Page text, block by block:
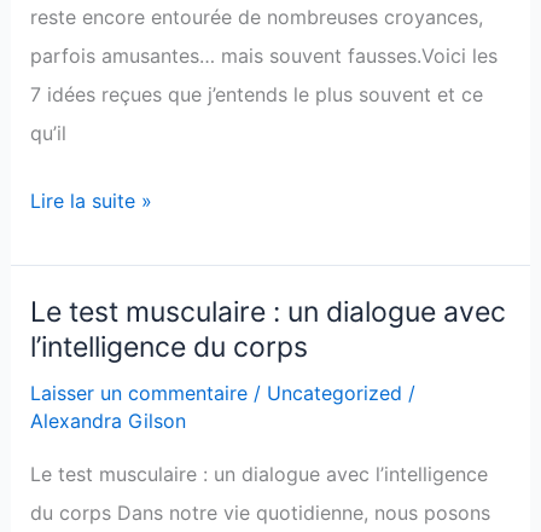
reste encore entourée de nombreuses croyances,
parfois amusantes… mais souvent fausses.Voici les
7 idées reçues que j’entends le plus souvent et ce
qu’il
Lire la suite »
Le test musculaire : un dialogue avec
l’intelligence du corps
Laisser un commentaire / Uncategorized /
Alexandra Gilson
Le test musculaire : un dialogue avec l’intelligence
du corps Dans notre vie quotidienne, nous posons
Le
test
musculaire
:
un
dialogue